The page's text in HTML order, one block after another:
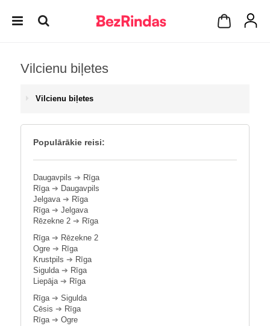
Vilcienu biļetes
Vilcienu biļetes
Populārākie reisi:
Daugavpils ➔ Rīga
Rīga➔ Daugavpils
Jelgava➔ Rīga
Rīga➔ Jelgava
Rēzekne 2 ➔ Rīga
Rīga➔ Rēzekne 2
Ogre ➔ Rīga
Krustpils ➔ Rīga
Sigulda➔ Rīga
Liepāja➔ Rīga
Rīga➔ Sigulda
Cēsis ➔ Rīga
Rīga➔ Ogre